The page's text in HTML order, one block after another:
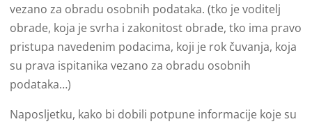
vezano za obradu osobnih podataka. (tko je voditelj
obrade, koja je svrha i zakonitost obrade, tko ima pravo
pristupa navedenim podacima, koji je rok čuvanja, koja
su prava ispitanika vezano za obradu osobnih
podataka…)
Naposljetku, kako bi dobili potpune informacije koje su